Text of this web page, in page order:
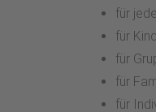
für
für
für
für
für